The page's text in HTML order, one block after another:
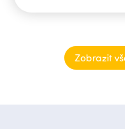
Zobrazit